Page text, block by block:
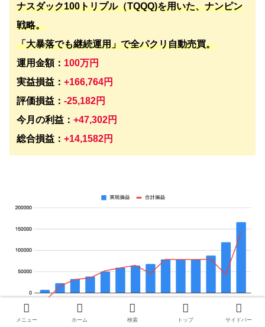
ナスダック100トリプル（TQQQ)を用いた、ナンピン
戦略。
「大暴落でも継続運用」で全パクリ自動売買。
運用金額： 100万円
実益損益： +166,764円
評価損益： -25,182円
今月の利益： +47,302円
総合損益： +14,1582円
メニュー ホーム 検索 トップ サイドバー